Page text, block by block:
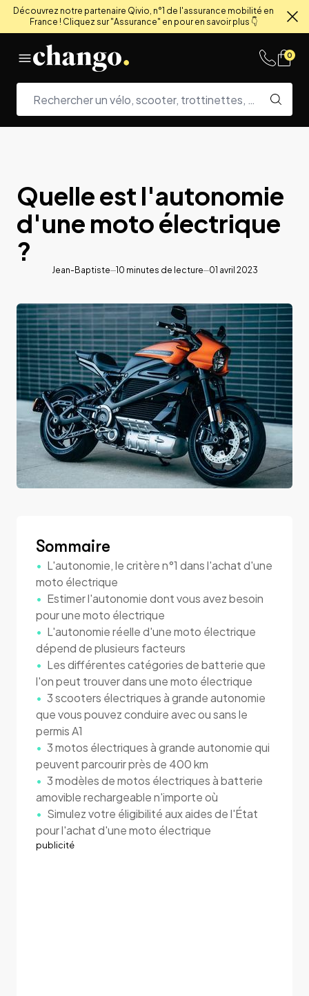
Découvrez notre partenaire Qivio, n°1 de l'assurance mobilité en
France ! Cliquez sur "Assurance" en pour en savoir plus 👇
0
Quelle est l'autonomie
d'une moto électrique
?
Jean-Baptiste 10 minutes de lecture 01 avril 2023
Sommaire
L'autonomie, le critère n°1 dans l'achat d'une
moto électrique
Estimer l'autonomie dont vous avez besoin
pour une moto électrique
L'autonomie réelle d'une moto électrique
dépend de plusieurs facteurs
Les différentes catégories de batterie que
l'on peut trouver dans une moto électrique
3 scooters électriques à grande autonomie
que vous pouvez conduire avec ou sans le
permis A1
3 motos électriques à grande autonomie qui
peuvent parcourir près de 400 km
3 modèles de motos électriques à batterie
amovible rechargeable n'importe où
Simulez votre éligibilité aux aides de l'État
pour l'achat d'une moto électrique
publicité